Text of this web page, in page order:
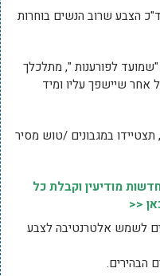
הצבע שרוב הנשים בוחרות
לפורענות ", מתלכלך
אחר שיישפך עליו ומיד
במגבונים /טוש מסיר
מודיעין וקבלת כל
<<
לשמש אלטרנטיבה לצבע
הבהירים.